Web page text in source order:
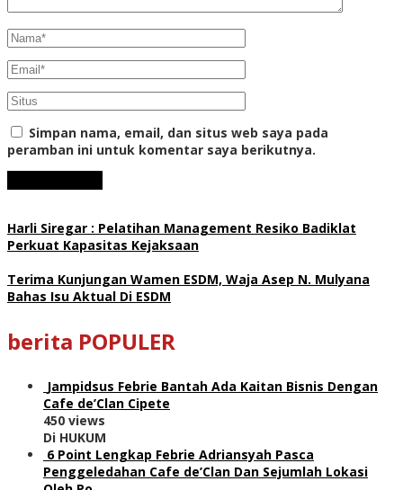
Simpan nama, email, dan situs web saya pada
peramban ini untuk komentar saya berikutnya.
Harli Siregar : Pelatihan Management Resiko Badiklat
Perkuat Kapasitas Kejaksaan
Terima Kunjungan Wamen ESDM, Waja Asep N. Mulyana
Bahas Isu Aktual Di ESDM
berita POPULER
Jampidsus Febrie Bantah Ada Kaitan Bisnis Dengan
Cafe de’Clan Cipete
450 views
Di HUKUM
6 Point Lengkap Febrie Adriansyah Pasca
Penggeledahan Cafe de’Clan Dan Sejumlah Lokasi